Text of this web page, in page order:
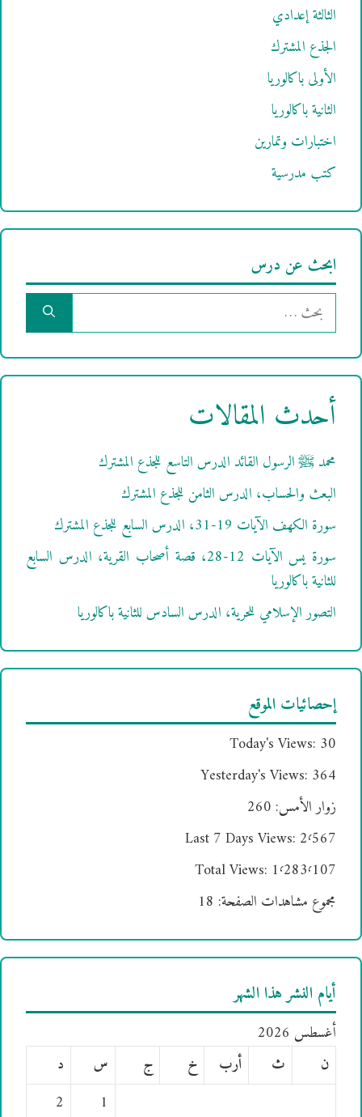
الثالثة إعدادي
الجذع المشترك
الأولى باكالوريا
الثانية باكالوريا
اختبارات وتمارين
كتب مدرسية
ابحث عن درس
البحث
عن:
أحدث المقالات
محمد ﷺ الرسول القائد الدرس التاسع للجذع المشترك
البعث والحساب، الدرس الثامن للجذع المشترك
سورة الكهف الآيات 19-31، الدرس السابع للجذع المشترك
سورة يس الآيات 12-28، قصة أصحاب القرية، الدرس السابع
للثانية باكالوريا
التصور الإسلامي للحرية، الدرس السادس للثانية باكالوريا
إحصائيات الموقع
Today's Views: 30
Yesterday's Views: 364
زوار الأمس: 260
Last 7 Days Views: 2٬567
Total Views: 1٬283٬107
مجموع مشاهدات الصفحة: 18
أيام النشر هذا الشهر
أغسطس 2026
ن
ث أرب خ ج س
د
1
2